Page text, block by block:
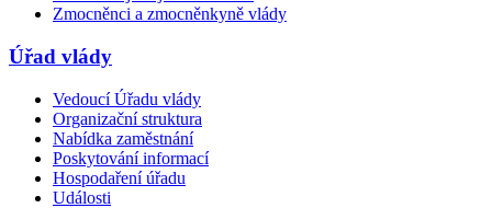
Zmocněnci a zmocněnkyně vlády
Úřad vlády
Vedoucí Úřadu vlády
Organizační struktura
Nabídka zaměstnání
Poskytování informací
Hospodaření úřadu
Události